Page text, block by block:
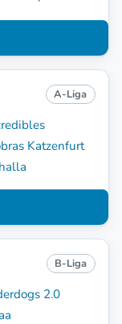
A-Liga
Katzenfurt
B-Liga
2.0